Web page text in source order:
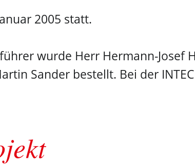
2005 statt.
wurde Herr Hermann-Josef
Sander bestellt. Bei der